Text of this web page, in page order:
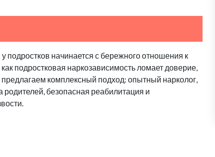
подростков начинается с бережного отношения к
подростковая наркозависимость ломает доверие,
комплексный подход: опытный нарколог,
безопасная реабилитация и